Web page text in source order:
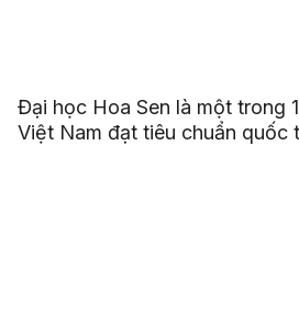
Đại học Hoa Sen là một trong
Việt Nam đạt tiêu chuẩn quốc